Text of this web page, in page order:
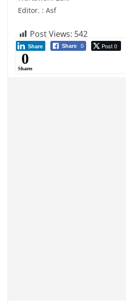
Editor. : Asf
Post Views: 542
Share 0 Post 0
Share
0
Shares